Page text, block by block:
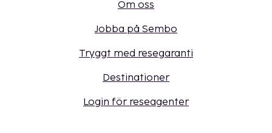
Om oss
Jobba på Sembo
Tryggt med resegaranti
Destinationer
Login för reseagenter